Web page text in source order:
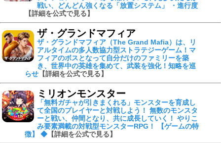
戦い、どんどん強くなる「放置システム」 ・進行度
【詳細を公式で見る】
ザ・グランドマフィア
ザ・グランドマフィア（The Grand Mafia）は、リ
アルタイムの多人数協力型ストラテジーゲーム！マ
フィアのボスとなって自分だけのファミリーを築
き、世界中の英雄を集めて、武装を強化！知略を巡
らせ【詳細を公式で見る】
ミリオンモンスター
「無料ガチャが引きまくれる」モンスターを育成し
て全国のプレイヤーと対戦しよう！ 無数のモンスタ
ーと戦い、仲間となり、共に成長していく！ やりこ
み要素満載の対戦型モンスターRPG！ 【ゲームの特
徴】 ◆【詳細を公式で見る】